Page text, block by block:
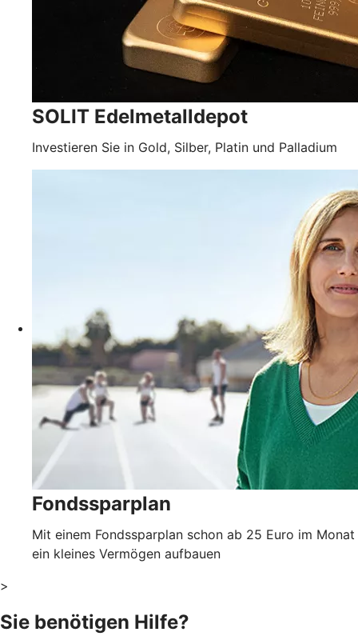
SOLIT Edelmetalldepot
Investieren Sie in Gold, Silber, Platin und Palladium
Fondssparplan
Mit einem Fondssparplan schon ab 25 Euro im Monat
ein kleines Vermögen aufbauen
>
Sie benötigen Hilfe?